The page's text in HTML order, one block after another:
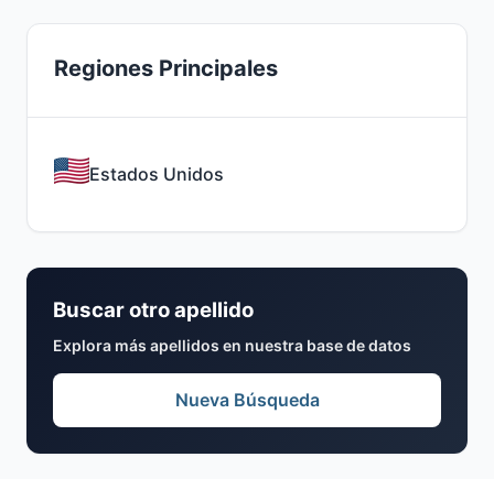
Regiones Principales
Estados Unidos
Buscar otro apellido
Explora más apellidos en nuestra base de datos
Nueva Búsqueda